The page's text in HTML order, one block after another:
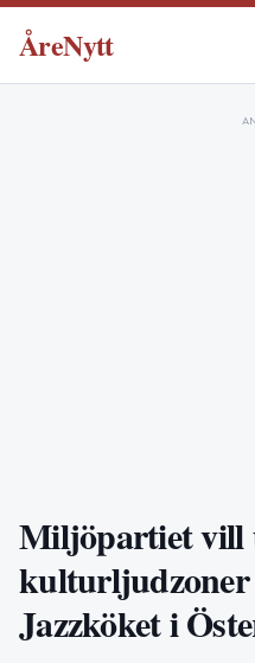
ÅreNytt
Miljöpartiet vill
kulturljudzoner
Jazzköket i